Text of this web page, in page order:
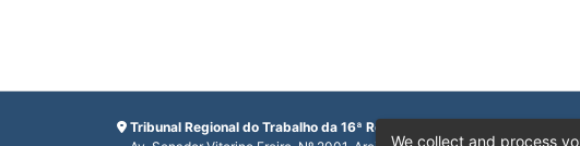
Tribunal Regional do Trabalho da 16ª Região
We collect and process